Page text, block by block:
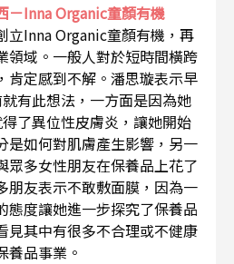
－Inna Organic童顏有機
立Inna Organic童顏有機，再
領域。一般人對於短時間橫跨
肯定感到不解。潘思璇表示早
有此想法，一方面是因為她
了異位性皮膚炎，讓她開始
是如何對肌膚產生影響，另一
眾多女性朋友在保養品上花了
朋友表示不敢敷面膜，因為一
態度讓她進一步探究了保養品
見其中有很多不合理或不健康
養品事業。